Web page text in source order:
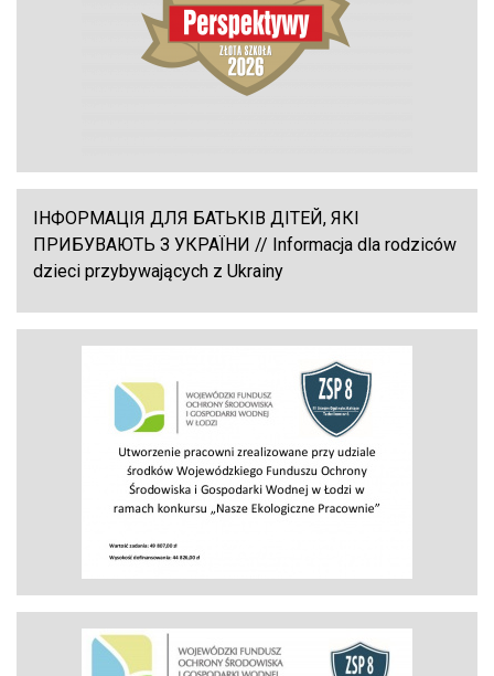
ІНФОРМАЦІЯ ДЛЯ БАТЬКІВ ДІТЕЙ, ЯКІ
ПРИБУВАЮТЬ З УКРАЇНИ // Informacja dla rodziców
dzieci przybywających z Ukrainy